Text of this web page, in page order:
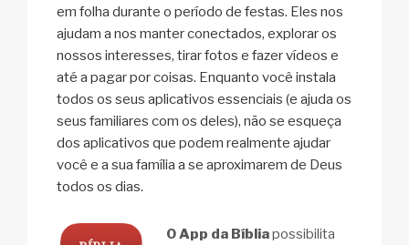
em folha durante o período de festas. Eles nos
ajudam a nos manter conectados, explorar os
nossos interesses, tirar fotos e fazer vídeos e
até a pagar por coisas. Enquanto você instala
todos os seus aplicativos essenciais (e ajuda os
seus familiares com os deles), não se esqueça
dos aplicativos que podem realmente ajudar
você e a sua família a se aproximarem de Deus
todos os dias.
O App da Bíbliapossibilita